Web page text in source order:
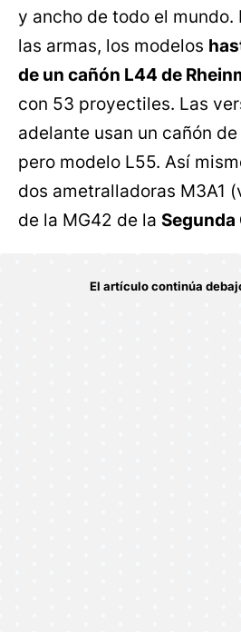
y ancho de todo el mundo.
las armas, los modelos
de un cañón L44 de
con 53 proyectiles. Las
adelante usan un cañón
pero modelo L55. Así
dos ametralladoras M3A1
de la MG42 de la Segunda